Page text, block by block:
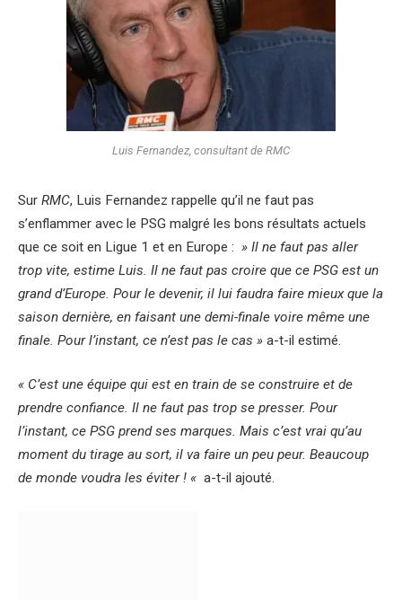
Luis Fernandez, consultant de RMC
Sur RMC, Luis Fernandez rappelle qu’il ne faut pas
s’enflammer avec le PSG malgré les bons résultats actuels
que ce soit en Ligue 1 et en Europe : » Il ne faut pas aller
trop vite, estime Luis. Il ne faut pas croire que ce PSG est un
grand d’Europe. Pour le devenir, il lui faudra faire mieux que la
saison dernière, en faisant une demi-finale voire même une
finale. Pour l’instant, ce n’est pas le cas » a-t-il estimé.
« C’est une équipe qui est en train de se construire et de
prendre confiance. Il ne faut pas trop se presser. Pour
l’instant, ce PSG prend ses marques. Mais c’est vrai qu’au
moment du tirage au sort, il va faire un peu peur. Beaucoup
de monde voudra les éviter ! « a-t-il ajouté.